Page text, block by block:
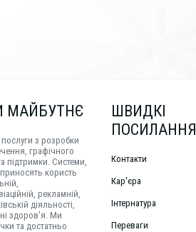
ШВИДКІ
ПОСИЛАННЯ
Контакти
Кар'єра
Інтернатура
Переваги
МАЙБУТНЄ
з розробки
графічного
підтримки. Системи,
користь
рекламній,
діяльності,
здоров'я. Ми
та достатньо